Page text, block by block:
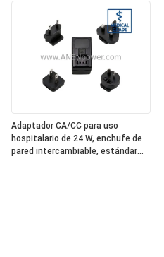
Adaptador CA/CC para uso
hospitalario de 24 W, enchufe de
pared intercambiable, estándar